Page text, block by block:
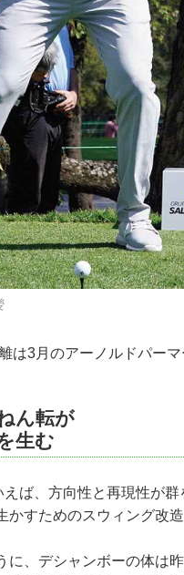
は3月のアーノルドパーマ
ん転が
生む
ば、方向性と再現性が
かすためのスウィング改
に、デシャンボーの体は